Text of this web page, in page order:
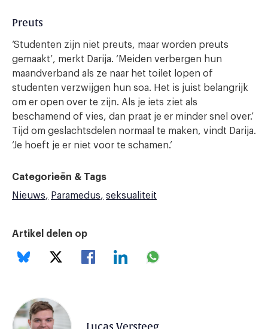
Preuts
‘Studenten zijn niet preuts, maar worden preuts
gemaakt’, merkt Darija. ‘Meiden verbergen hun
maandverband als ze naar het toilet lopen of
studenten verzwijgen hun soa. Het is juist belangrijk
om er open over te zijn. Als je iets ziet als
beschamend of vies, dan praat je er minder snel over.’
Tijd om geslachtsdelen normaal te maken, vindt Darija.
‘Je hoeft je er niet voor te schamen.’
Categorieën & Tags
Nieuws
Paramedus seksualiteit
Artikel delen op